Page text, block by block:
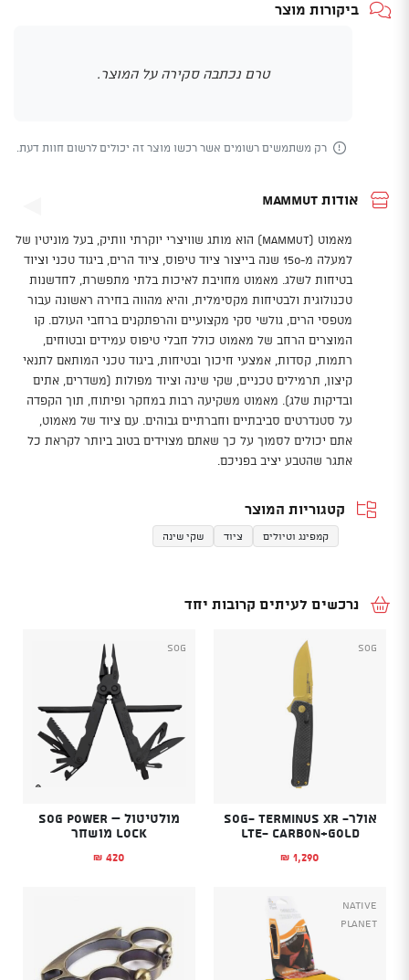
ביקורות מוצר
טרם נכתבה סקירה על המוצר.
רק משתמשים רשומים אשר רכשו מוצר זה יכולים לרשום חוות דעת.
אודות Mammut
מאמוט (Mammut) הוא מותג שוויצרי יוקרתי וותיק, בעל מוניטין של
למעלה מ-150 שנה בייצור ציוד טיפוס, ציוד הרים, ביגוד טכני וציוד
בטיחות לשלג. מאמוט מחויבת לאיכות בלתי מתפשרת, לחדשנות
טכנולוגית ולבטיחות מקסימלית, והיא מהווה בחירה ראשונה עבור
מטפסי הרים, גולשי סקי מקצועיים והרפתקנים ברחבי העולם. קו
המוצרים הרחב של מאמוט כולל חבלי טיפוס עמידים ובטוחים,
רתמות, קסדות, אמצעי חיכוך ובטיחות, ביגוד טכני המותאם לתנאי
קיצון, תרמילים טכניים, שקי שינה וציוד מפולות (משדרים, אתים
ובדיקות שלג). מאמוט משקיעה רבות במחקר ופיתוח, תוך הקפדה
על סטנדרטים סביבתיים וחברתיים גבוהים. עם ציוד של מאמוט,
אתם יכולים לסמוך על כך שאתם מצוידים בטוב ביותר לקראת כל
אתגר שהטבע יציב בפניכם.
קטגוריות המוצר
קמפינג וטיולים ציוד שקי שינה
נרכשים לעיתים קרובות יחד
SOG
אולר- SOG- Terminus XR
LTE- Carbon+Gold
₪ 1,290
SOG
מולטיטול – SOG Power
Lock מושחר
₪ 420
NATIVE
PLANET